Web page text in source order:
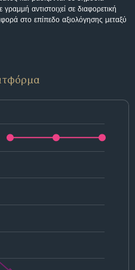
αντιστοιχεί σε διαφορετική
στο επίπεδο αξιολόγησης μεταξύ